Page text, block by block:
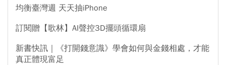
均衡臺灣週 天天抽iPhone
訂閱贈【歌林】AI聲控3D擺頭循環扇
新書快訊｜《打開錢意識》學會如何與金錢相處，才能
真正體現富足